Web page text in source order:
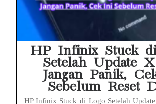
HP Infinix Stuck
Setelah Update
Jangan Panik,
Sebelum Reset
HP Infinix Stuck di Logo Setelah Update